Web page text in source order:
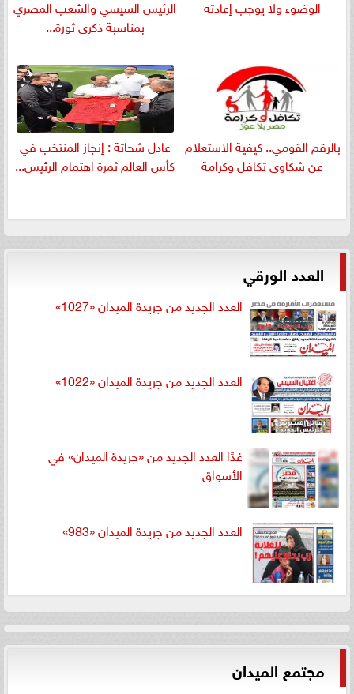
الوضوء ولا يوجب إعادته
الرئيس السيسي والشعب المصري
بمناسبة ذكرى ثورة...
بالرقم القومي.. كيفية الاستعلام
عن شكاوى تكافل وكرامة
عادل شحاتة : إنجاز المنتخب في
كأس العالم ثمرة اهتمام الرئيس...
العدد الورقي
العدد الجديد من جريدة الميدان «1027»
العدد الجديد من جريدة الميدان «1022»
غدًا العدد الجديد من «جريدة الميدان» في
الأسواق
العدد الجديد من جريدة الميدان «983»
مجتمع الميدان